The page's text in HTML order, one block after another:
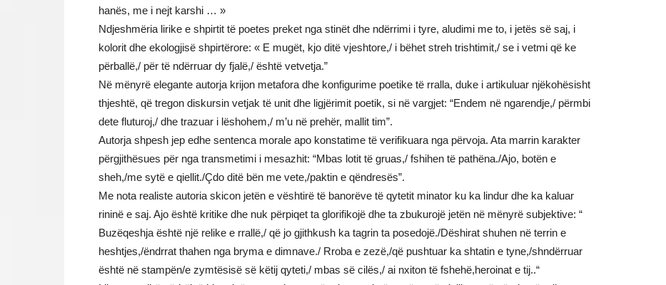
hanës, me i nejt karshi … »
Ndjeshmëria lirike e shpirtit të poetes preket nga stinët dhe ndërrimi i tyre, aludimi me to, i jetës së saj, i
kolorit dhe ekologjisë shpirtërore: « E mugët, kjo ditë vjeshtore,/ i bëhet streh trishtimit,/ se i vetmi që ke
përballë,/ për të ndërruar dy fjalë,/ është vetvetja.”
Në mënyrë elegante autorja krijon metafora dhe konfigurime poetike të rralla, duke i artikuluar njëkohësisht
thjeshtë, që tregon diskursin vetjak të unit dhe ligjërimit poetik, si në vargjet: “Endem në ngarendje,/ përmbi
dete fluturoj,/ dhe trazuar i lëshohem,/ m’u në prehër, mallit tim”.
Autorja shpesh jep edhe sentenca morale apo konstatime të verifikuara nga përvoja. Ata marrin karakter
përgjithësues për nga transmetimi i mesazhit: “Mbas lotit të gruas,/ fshihen të pathëna./Ajo, botën e
sheh,/me sytë e qiellit./Çdo ditë bën me vete,/paktin e qëndresës”.
Me nota realiste autoria skicon jetën e vështirë të banorëve të qytetit minator ku ka lindur dhe ka kaluar
rininë e saj. Ajo është kritike dhe nuk përpiqet ta glorifikojë dhe ta zbukurojë jetën në mënyrë subjektive: “
Buzëqeshja është një relike e rrallë,/ që jo gjithkush ka tagrin ta posedojë./Dëshirat shuhen në terrin e
heshtjes,/ëndrrat thahen nga bryma e dimnave./ Rroba e zezë,/që pushtuar ka shtatin e tyne,/shndërruar
është në stampën/e zymtësisë së këtij qyteti,/ mbas së cilës,/ ai nxiton të fshehë,heroinat e tij..“